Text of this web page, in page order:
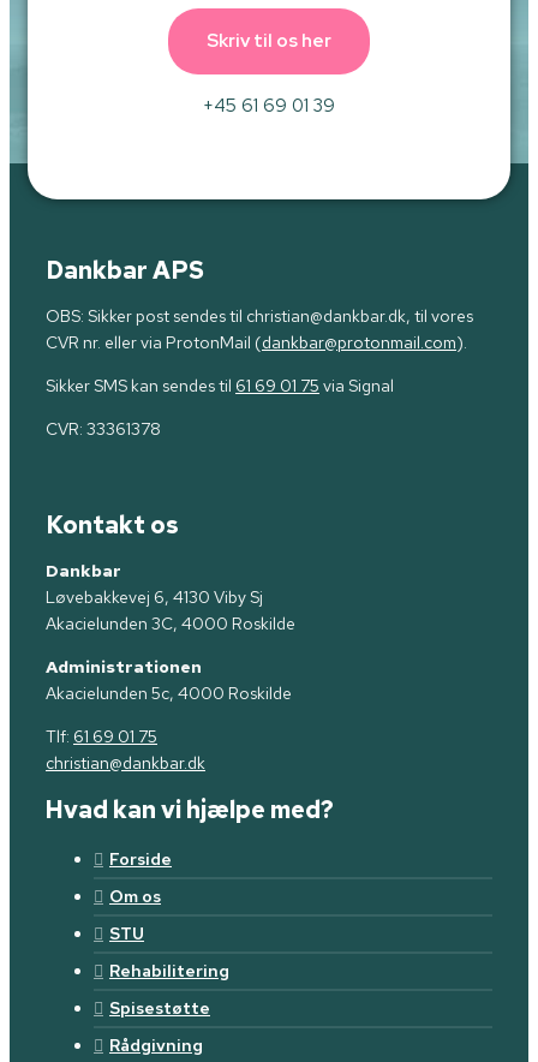
Skriv til os her
+45 61 69 01 39
Dankbar APS
OBS: Sikker post sendes til christian@dankbar.dk, til vores
CVR nr. eller via ProtonMail (dankbar@protonmail.com).
Sikker SMS kan sendes til 61 69 01 75 via Signal
CVR: 33361378
Kontakt os
Dankbar
Løvebakkevej 6, 4130 Viby Sj
Akacielunden 3C, 4000 Roskilde
Administrationen
Akacielunden 5c, 4000 Roskilde
Tlf: 61 69 01 75
christian@dankbar.dk
Hvad kan vi hjælpe med?
Forside
Om os
STU
Rehabilitering
Spisestøtte
Rådgivning